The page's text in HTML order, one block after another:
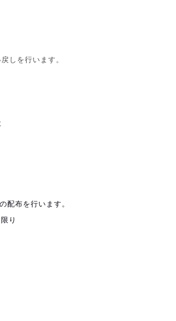
しを行います。
配布を行います。
り